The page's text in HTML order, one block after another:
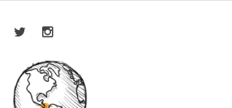
Facebook
TwitterInstagram